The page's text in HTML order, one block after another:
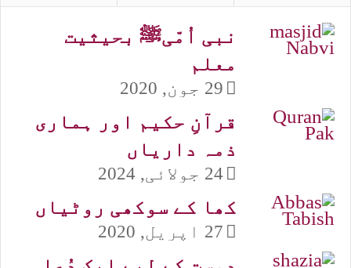
نبی اُمّیﷺ بحیثیت
معلم
29 جون, 2020
قرآنِ حکیم اور ہماری
ذمہ داریاں
24 جولائی, 2024
کھا کے سوکھی روٹیاں
27 اپریل, 2020